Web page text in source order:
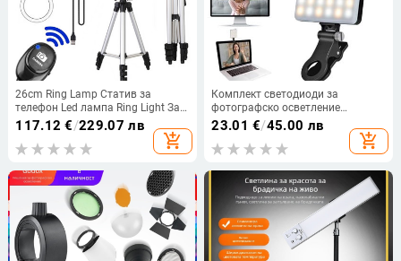
26cm Ring Lamp Статив за
телефон Led лампа Ring Light За
фотография Ring Light Led Статив
със стойка Photo Studio Youtube
117.12 €/229.07 лв
add_shopping_cart
Комплект светодиоди за
фотографско осветление
Запълваща светлина за студийни
светлини Запълваща светлина за
клипове за селфи Led Запълваща
23.01 €/45.00 лв
add_shopping_cart